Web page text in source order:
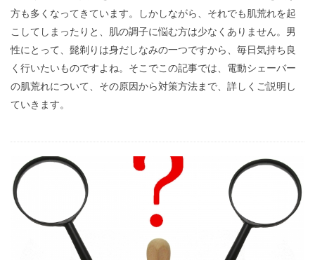
方も多くなってきています。しかしながら、それでも肌荒れを起
こしてしまったりと、肌の調子に悩む方は少なくありません。男
性にとって、髭剃りは身だしなみの一つですから、毎日気持ち良
く行いたいものですよね。そこでこの記事では、電動シェーバー
の肌荒れについて、その原因から対策方法まで、詳しくご説明し
ていきます。